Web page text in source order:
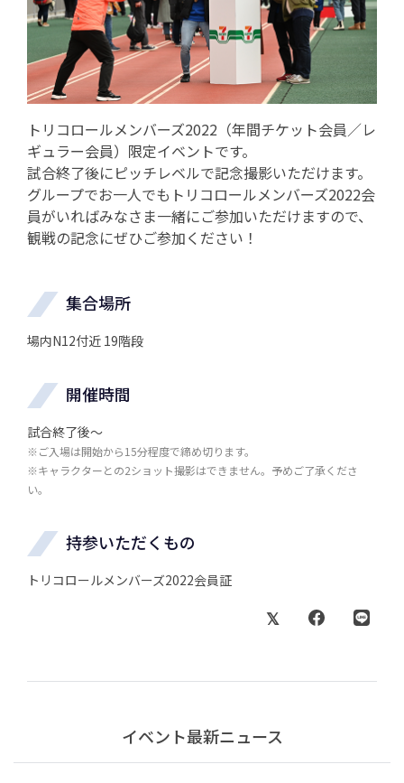
トリコロールメンバーズ2022（年間チケット会員／レ
ギュラー会員）限定イベントです。
試合終了後にピッチレベルで記念撮影いただけます。
グループでお一人でもトリコロールメンバーズ2022会
員がいればみなさま一緒にご参加いただけますので、
観戦の記念にぜひご参加ください！
集合場所
場内N12付近 19階段
開催時間
試合終了後～
※ご入場は開始から15分程度で締め切ります。
※キャラクターとの2ショット撮影はできません。予めご了承くださ
い。
持参いただくもの
トリコロールメンバーズ2022会員証
イベント最新ニュース